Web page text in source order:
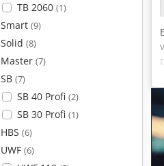
TB 2060 (1)
Smart (9)
Solid (8)
Master (7)
SB (7)
SB 40 Profi (2)
SB 30 Profi (1)
HBS (6)
UWF (6)